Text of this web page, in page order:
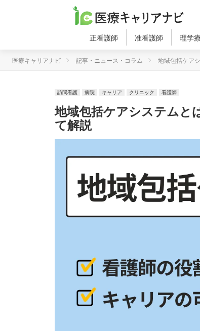
正看護師 准看護師 理学
医療キャリアナビ 記事・ニュース・コラム 地域包括ケア
訪問看護 病院 キャリア クリニック 看護師
地域包括ケアシステムと
て解説